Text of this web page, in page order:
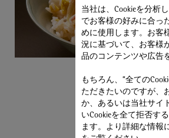
当社は、Cookieを分析
でお客様の好みに合っ
めに使用します。お客
況に基づいて、お客様
品のコンテンツや広告
もちろん、”全ての
ただきたいのですが、
か、あるいは当社サイ
いCookieを全て拒否す
ます。より詳細な情報